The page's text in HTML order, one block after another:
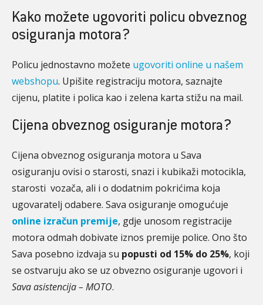
Kako možete ugovoriti policu obveznog
osiguranja motora?
Policu jednostavno možete ugovoriti online u našem
webshopu. Upišite registraciju motora, saznajte
cijenu, platite i polica kao i zelena karta stižu na mail.
Cijena obveznog osiguranje motora?
Cijena obveznog osiguranja motora u Sava
osiguranju ovisi o starosti, snazi i kubikaži motocikla,
starosti vozača, ali i o dodatnim pokrićima koja
ugovaratelj odabere. Sava osiguranje omogućuje
online izračun premije, gdje unosom registracije
motora odmah dobivate iznos premije police. Ono što
Sava posebno izdvaja su popusti od 15% do 25%, koji
se ostvaruju ako se uz obvezno osiguranje ugovori i
Sava asistencija – MOTO.